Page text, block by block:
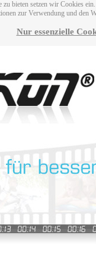
zu bieten setzen wir Cookies
zur Verwendung und den
Nur essenzielle